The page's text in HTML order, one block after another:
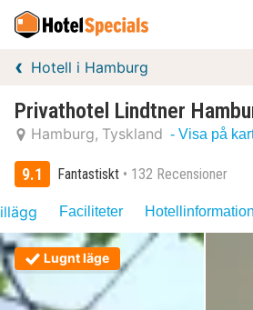
Hotell i Hamburg
Privathotel Lindtner
Hamburg Tyskland - Visa på
9.1 Fantastiskt 132 Recensioner
Faciliteter Hotellinformation
Lugnt läge